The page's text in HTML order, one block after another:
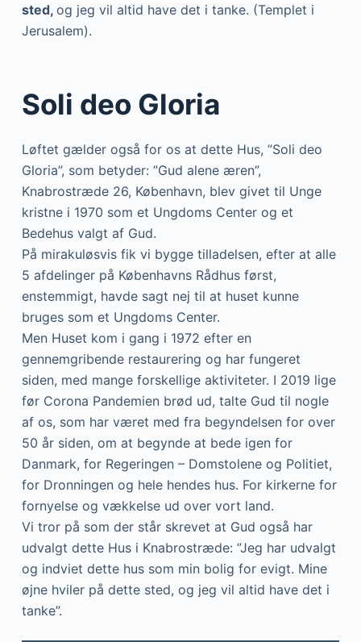
sted, og jeg vil altid have det i tanke. (Templet i
Jerusalem).
Soli deo Gloria
Løftet gælder også for os at dette Hus, ”Soli deo
Gloria”, som betyder: ”Gud alene æren”,
Knabrostræde 26, København, blev givet til Unge
kristne i 1970 som et Ungdoms Center og et
Bedehus valgt af Gud.
På mirakuløsvis fik vi bygge tilladelsen, efter at alle
5 afdelinger på Københavns Rådhus først,
enstemmigt, havde sagt nej til at huset kunne
bruges som et Ungdoms Center.
Men Huset kom i gang i 1972 efter en
gennemgribende restaurering og har fungeret
siden, med mange forskellige aktiviteter. I 2019 lige
før Corona Pandemien brød ud, talte Gud til nogle
af os, som har været med fra begyndelsen for over
50 år siden, om at begynde at bede igen for
Danmark, for Regeringen – Domstolene og Politiet,
for Dronningen og hele hendes hus. For kirkerne for
fornyelse og vækkelse ud over vort land.
Vi tror på som der står skrevet at Gud også har
udvalgt dette Hus i Knabrostræde: ”Jeg har udvalgt
og indviet dette hus som min bolig for evigt. Mine
øjne hviler på dette sted, og jeg vil altid have det i
tanke”.